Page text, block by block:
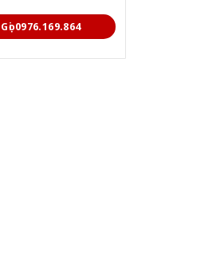
Gọi 0976.169.864